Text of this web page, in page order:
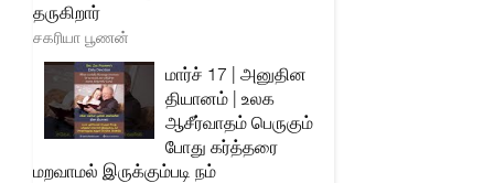
தருகிறார்
சகரியா பூணன்
மார்ச் 17 | அனுதின
தியானம் | உலக
ஆசீர்வாதம் பெருகும்
போது கர்த்தரை
மறவாமல் இருக்கும்படி நம்